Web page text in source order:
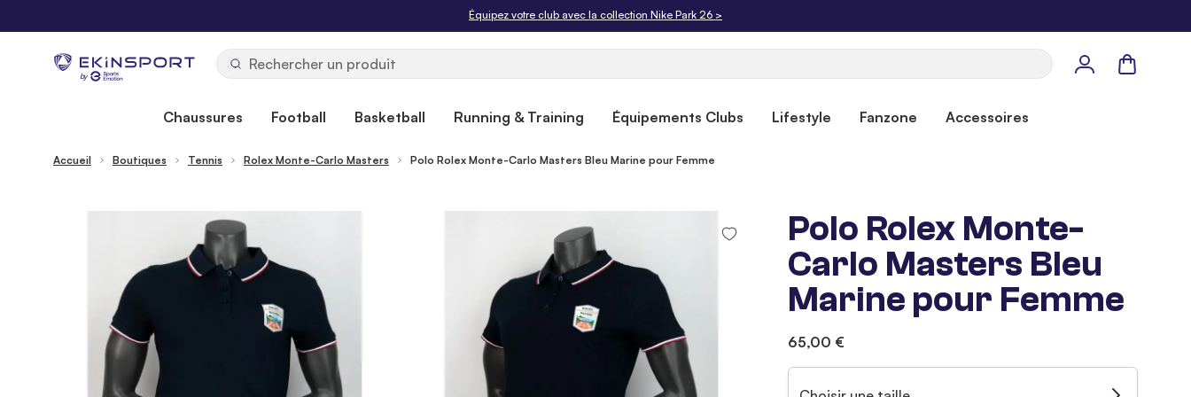
Équipez votre club avec la collection Nike Park 26 >
by
Panier
Chaussures Football Basketball Running & Training Équipements Clubs Lifestyle Fanzone Accessoires
Accueil Boutiques Tennis Rolex Monte-Carlo Masters Polo Rolex Monte-Carlo Masters Bleu Marine pour Femme
Polo Rolex Monte-
Carlo Masters Bleu
Marine pour Femme
65,00 €